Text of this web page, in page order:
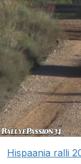
Hispaania ralli